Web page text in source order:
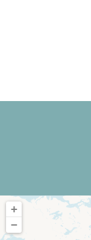
+
−